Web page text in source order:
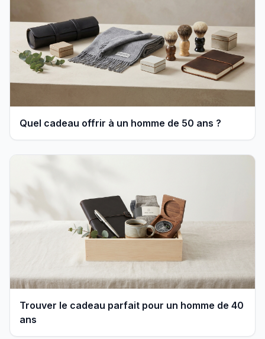
Quel cadeau offrir à un homme de 50 ans ?
Trouver le cadeau parfait pour un homme de 40
ans